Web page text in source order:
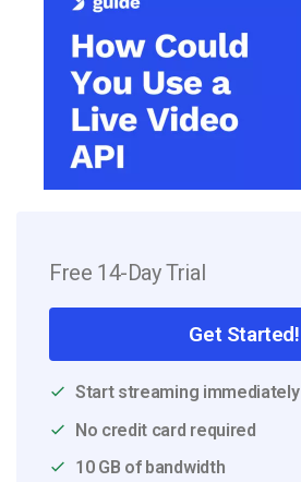
Free 14-Day Trial
Get Started!
Start streaming immediately
No credit card required
10 GB of bandwidth